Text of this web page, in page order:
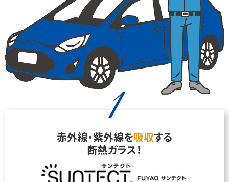
1
赤外線・紫外線を吸収する
断熱ガラス！